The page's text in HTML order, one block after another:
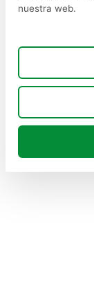
nuestra web.